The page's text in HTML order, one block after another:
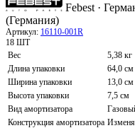
Febest ·
(Германия)
Артикул: 16110-001R
18 ШТ
Вес
5,38 кг
Длина упаковки
64,0 см
Ширина упаковки
13,0 см
Высота упаковки
7,5 см
Вид амортизатора
Конструкция амортизатора